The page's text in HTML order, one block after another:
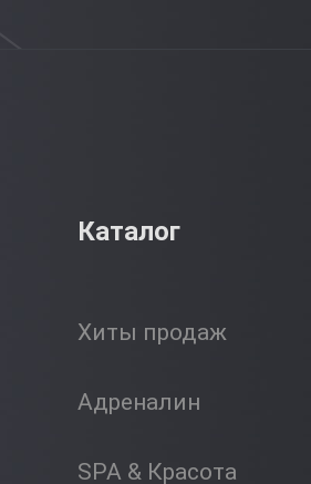
Каталог
Хиты продаж
Адреналин
SPA & Красота